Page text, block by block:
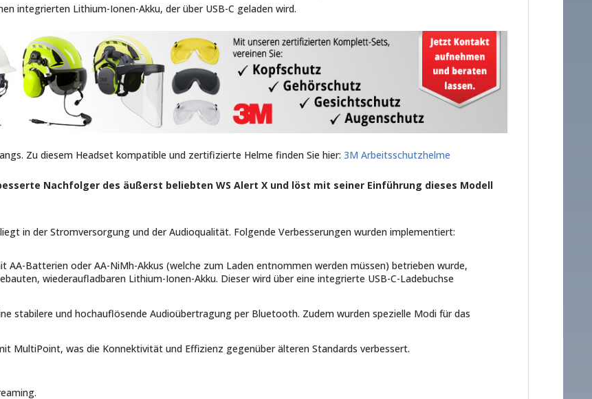
integrierten Lithium-Ionen-Akku, der über USB-C geladen wird.
Zu diesem Headset kompatible und zertifizierte Helme finden Sie hier: 3M Arbeitsschutzhelme
Nachfolger des äußerst beliebten WS Alert X und löst mit seiner Einführung dieses Modell
in der Stromversorgung und der Audioqualität. Folgende Verbesserungen wurden implementiert:
AA-Batterien oder AA-NiMh-Akkus (welche zum Laden entnommen werden müssen) betrieben wurde,
wiederaufladbaren Lithium-Ionen-Akku. Dieser wird über eine integrierte USB-C-Ladebuchse
stabilere und hochauflösende Audioübertragung per Bluetooth. Zudem wurden spezielle Modi für das
MultiPoint, was die Konnektivität und Effizienz gegenüber älteren Standards verbessert.